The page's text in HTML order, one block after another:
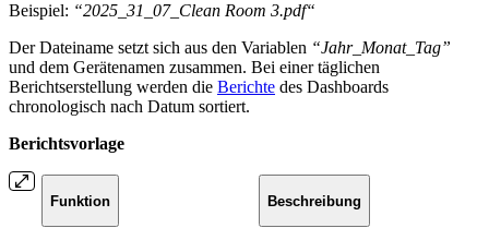
Beispiel: “2025_31_07_Clean Room 3.pdf“
Der Dateiname setzt sich aus den Variablen “Jahr_Monat_Tag”
und dem Gerätenamen zusammen. Bei einer täglichen
Berichtserstellung werden die Berichte des Dashboards
chronologisch nach Datum sortiert.
Berichtsvorlage
Funktion Beschreibung